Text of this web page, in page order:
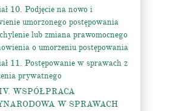
10. Podjęcie na nowo i
umorzonego postępowania
lub zmiana prawomocnego
o umorzeniu postępowania
11. Postępowanie w sprawach z
prywatnego
WSPÓŁPRACA
W SPRAWACH